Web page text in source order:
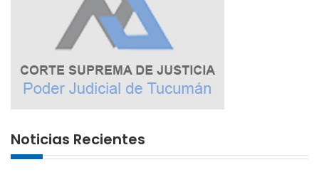
Noticias Recientes